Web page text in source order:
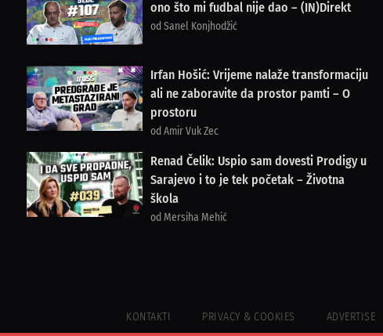
ono što mi fudbal nije dao – (IN)Direkt
od Sanel Konjhodžić
Irfan Hošić: Vrijeme nalaže transformaciju
ali ne zaboravite da prostor pamti – O
prostoru
od Amir Vuk Zec
Renad Čelik: Uspio sam dovesti Prodigy u
Sarajevo i to je tek početak – Životna
škola
od Mersiha Mehić
KONTAKTI PRIVACY & COOKIES ADVERTISE